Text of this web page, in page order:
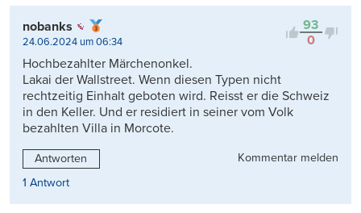
93
0
nobanks
24.06.2024 um 06:34
Hochbezahlter Märchenonkel.
Lakai der Wallstreet. Wenn diesen Typen nicht
rechtzeitig Einhalt geboten wird. Reisst er die Schweiz
in den Keller. Und er residiert in seiner vom Volk
bezahlten Villa in Morcote.
Antworten
Kommentar melden
1 Antwort